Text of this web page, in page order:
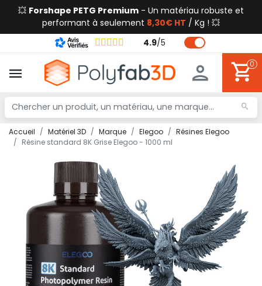
💥 Forshape PETG Premium - Un matériau robuste et
performant à seulement 8,30€ HT / Kg ! 💥
4.9/5
0
Accueil Matériel 3D Marque Elegoo
Résines Elegoo
Résine standard 8K Grise Elegoo - 1000 ml